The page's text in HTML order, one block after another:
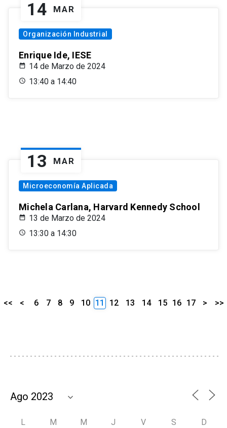
14 MAR
Organización Industrial
Enrique Ide, IESE
14 de Marzo de 2024
13:40 a 14:40
13 MAR
Microeconomía Aplicada
Michela Carlana, Harvard Kennedy School
13 de Marzo de 2024
13:30 a 14:30
<< < 6 7 8 9 10 11 12 13 14 15 16 17 > >>
L M M J V S D